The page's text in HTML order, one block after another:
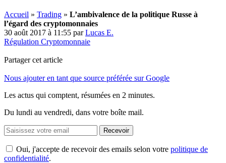
Accueil » Trading » L’ambivalence de la politique Russe à
l’égard des cryptomonnaies
30 août 2017 à 11:55 parLucas E.
Régulation Cryptomonnaie
Partager cet article
Nous ajouter en tant que source préférée sur Google
Les actus qui comptent, résumées en 2 minutes.
Du lundi au vendredi, dans votre boîte mail.
Recevoir
Oui, j'accepte de recevoir des emails selon votre politique de
confidentialité.